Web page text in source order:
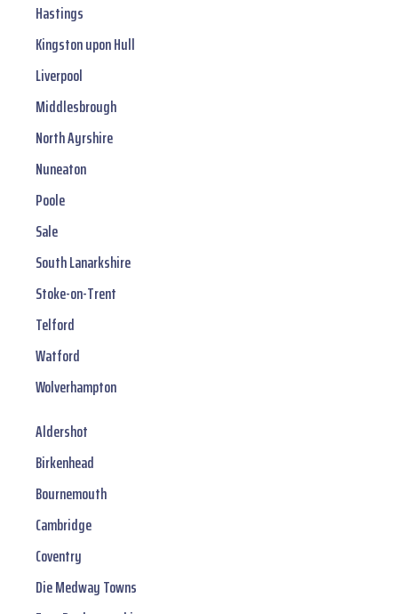
Hastings
Kingston upon Hull
Liverpool
Middlesbrough
North Ayrshire
Nuneaton
Poole
Sale
South Lanarkshire
Stoke-on-Trent
Telford
Watford
Wolverhampton
Aldershot
Birkenhead
Bournemouth
Cambridge
Coventry
Die Medway Towns